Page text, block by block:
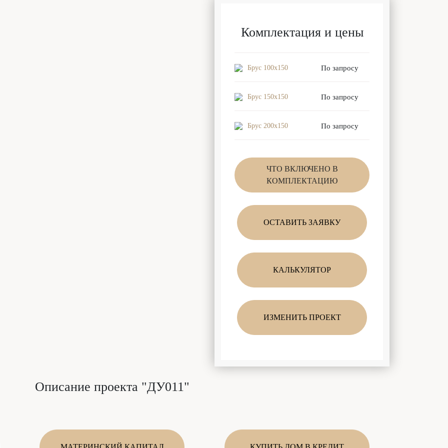
Комплектация и цены
Брус 100x150 По запросу
Брус 150x150 По запросу
Брус 200x150 По запросу
ЧТО ВКЛЮЧЕНО В
КОМПЛЕКТАЦИЮ
ОСТАВИТЬ ЗАЯВКУ
КАЛЬКУЛЯТОР
ИЗМЕНИТЬ ПРОЕКТ
Описание проекта "ДУ011"